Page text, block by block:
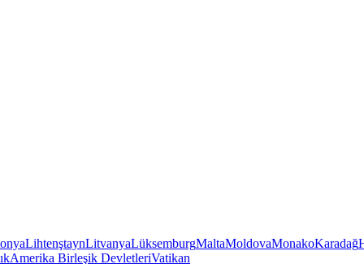
LihtenştaynLitvanyaLüksemburgMaltaMoldovaMonakoKaradağ
Amerika Birleşik DevletleriVatikan